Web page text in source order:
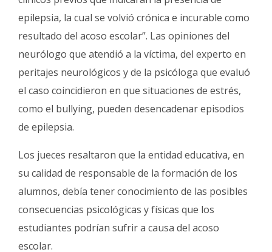
epilepsia, la cual se volvió crónica e incurable como
resultado del acoso escolar”. Las opiniones del
neurólogo que atendió a la víctima, del experto en
peritajes neurológicos y de la psicóloga que evaluó
el caso coincidieron en que situaciones de estrés,
como el bullying, pueden desencadenar episodios
de epilepsia.
Los jueces resaltaron que la entidad educativa, en
su calidad de responsable de la formación de los
alumnos, debía tener conocimiento de las posibles
consecuencias psicológicas y físicas que los
estudiantes podrían sufrir a causa del acoso
escolar.